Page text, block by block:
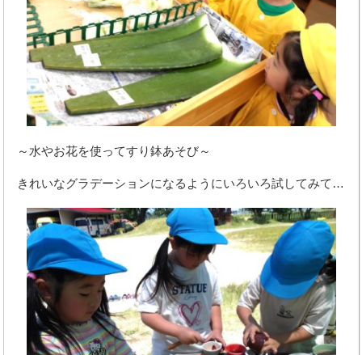
～水やお花を使ってすり鉢あそび～
きれいなグラデーションになるようにいろいろ試してみて…